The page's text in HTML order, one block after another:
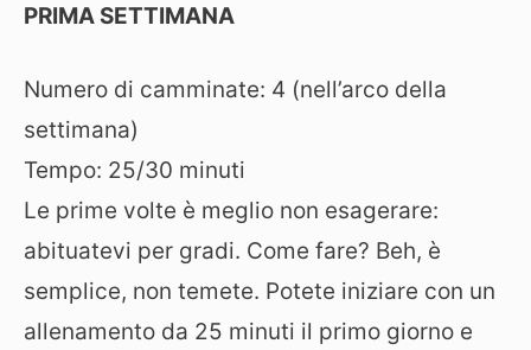
PRIMA SETTIMANA
Numero di camminate: 4 (nell’arco della
settimana)
Tempo: 25­/30 minuti
Le prime volte è meglio non esagerare:
abituatevi per gradi. Come fare? Beh, è
semplice, non temete. Potete iniziare con un
allenamento da 25 minuti il primo giorno e